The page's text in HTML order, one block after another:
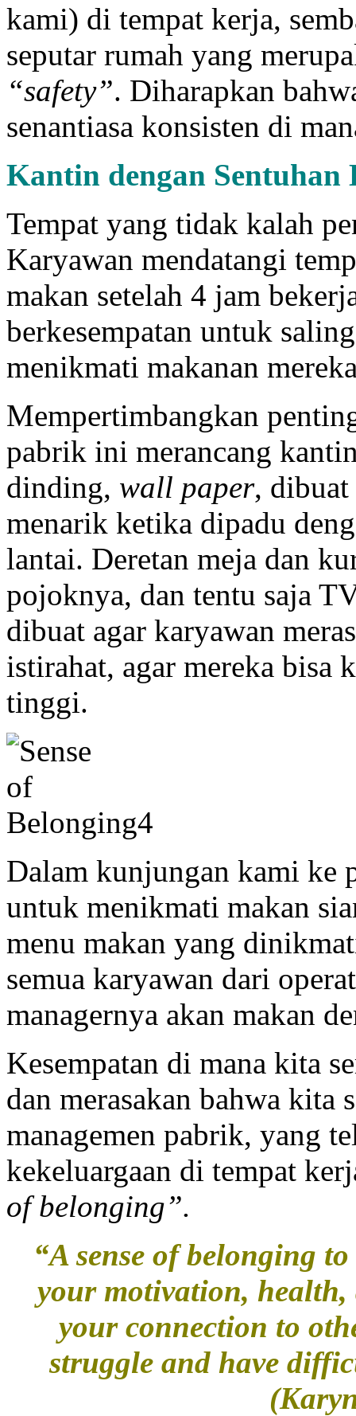
kami) di tempat kerja,
seputar rumah yang
“safety”. Diharapkan
senantiasa konsisten di
Kantin dengan Sentuhan
Tempat yang tidak kalah
Karyawan mendatangi
makan setelah 4 jam
berkesempatan untuk
menikmati makanan
Mempertimbangkan
pabrik ini merancang
dinding, wall paper, dibuat
menarik ketika dipadu
lantai. Deretan meja dan
pojoknya, dan tentu saja
dibuat agar karyawan
istirahat, agar mereka bisa
tinggi.
Dalam kunjungan kami ke
untuk menikmati makan
menu makan yang
semua karyawan dari
managernya akan makan
Kesempatan di mana kita
dan merasakan bahwa
managemen pabrik, yang
kekeluargaan di tempat
of belonging”.
“A sense of belonging
your motivation, health,
your connection to
struggle and have